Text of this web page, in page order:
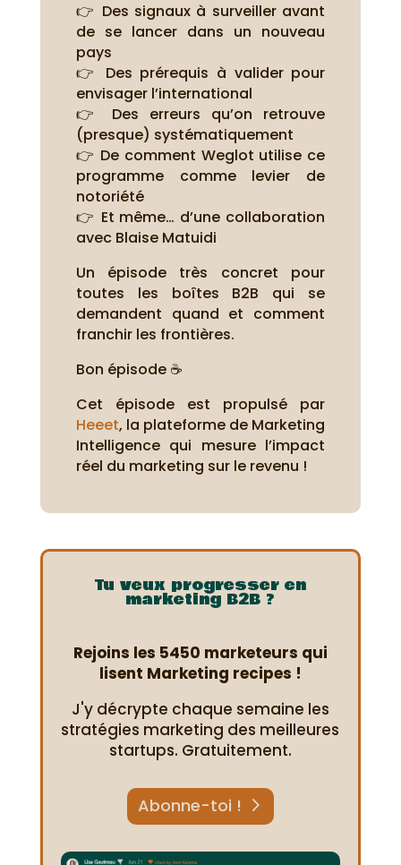
👉 Des signaux à surveiller avant
de se lancer dans un nouveau
pays
👉 Des prérequis à valider pour
envisager l’international
👉 Des erreurs qu’on retrouve
(presque) systématiquement
👉 De comment Weglot utilise ce
programme comme levier de
notoriété
👉 Et même… d’une collaboration
avec Blaise Matuidi
Un épisode très concret pour
toutes les boîtes B2B qui se
demandent quand et comment
franchir les frontières.
Bon épisode ☕
Cet épisode est propulsé par
Heeet, la plateforme de Marketing
Intelligence qui mesure l’impact
réel du marketing sur le revenu !
Tu veux progresser en
marketing B2B ?
Rejoins les 5450 marketeurs qui
lisent Marketing recipes !
J'y décrypte chaque semaine les
stratégies marketing des meilleures
startups. Gratuitement.
Abonne-toi !